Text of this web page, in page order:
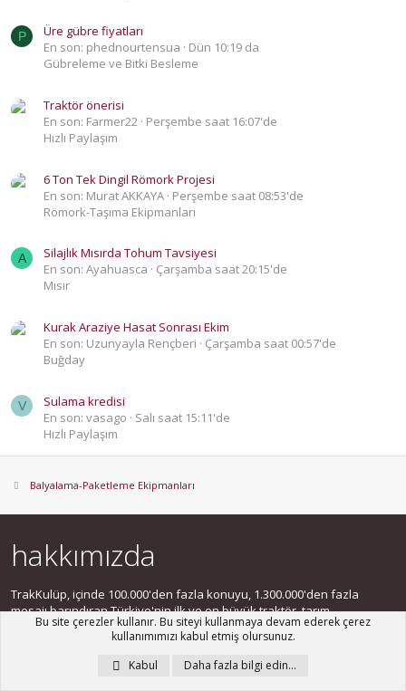
P
Üre gübre fiyatları
En son: phednourtensua
Dün 10:19 da
Gübreleme ve Bitki Besleme
Traktör önerisi
En son: Farmer22 Perşembe saat 16:07'de
Hızlı Paylaşım
6 Ton Tek Dingil Römork Projesi
En son: Murat AKKAYA Perşembe saat 08:53'de
Römork-Taşıma Ekipmanları
A
Silajlık Mısırda Tohum Tavsiyesi
En son: Ayahuasca
Çarşamba saat 20:15'de
Mısır
Kurak Araziye Hasat Sonrası Ekim
En son: Uzunyayla Rençberi
Çarşamba saat 00:57'de
Buğday
V
Sulama kredisi
En son: vasago
Salı saat 15:11'de
Hızlı Paylaşım
Balyalama-Paketleme Ekipmanları
hakkımızda
TrakKulüp, içinde 100.000'den fazla konuyu, 1.300.000'den fazla
mesajı barındıran Türkiye'nin ilk ve en büyük traktör, tarım
ekipmanları ve çiftçilik paylaşım sitesidir. 86.000 üyemiz gibi sizi de
aramızda görmek isteriz.
Bu site çerezler kullanır. Bu siteyi kullanmaya devam ederek çerez
kullanımımızı kabul etmiş olursunuz.
Kabul
Daha fazla bilgi edin…